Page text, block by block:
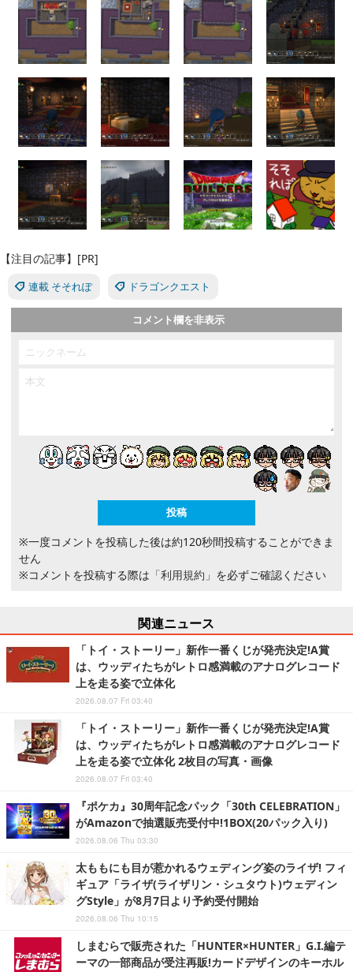
【注目の記事】[PR]
連載 そそれぽ ドラゴンクエスト
コメント欄を非表示
※一度コメントを投稿した後は約120秒間投稿することができま
せん
※コメントを投稿する際は 「利用規約」 を必ずご確認ください
関連ニュース
「トイ・ストーリー」新作一番くじが発売決定!A賞
は、ウッディたちがレトロ感満載のアナログレコード
上を走る姿で立体化
2026.08.07 Fri 03:40
「トイ・ストーリー」新作一番くじが発売決定!A賞
は、ウッディたちがレトロ感満載のアナログレコード
上を走る姿で立体化 2枚目の写真・画像
2026.08.07 Fri 03:40
『ポケカ』30周年記念パック「30th CELEBRATION」
がAmazonで抽選販売受付中!1BOX(20パック入り)
2026.08.06 Thu 03:30
太ももにも目が惹かれるウェディング姿のライザ! フィ
ギュア「ライザ(ライザリン・シュタウト)ウェディン
グStyle」が8月7日より予約受付開始
2026.08.06 Thu 10:15
しまむらで販売された「HUNTER×HUNTER」G.I.編テ
ーマの一部商品が受注再販!カードデザインのキーホル